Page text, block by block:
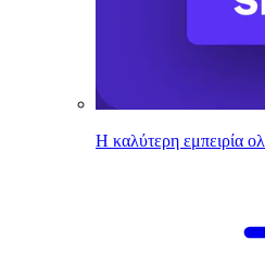
Η καλύτερη εμπειρία